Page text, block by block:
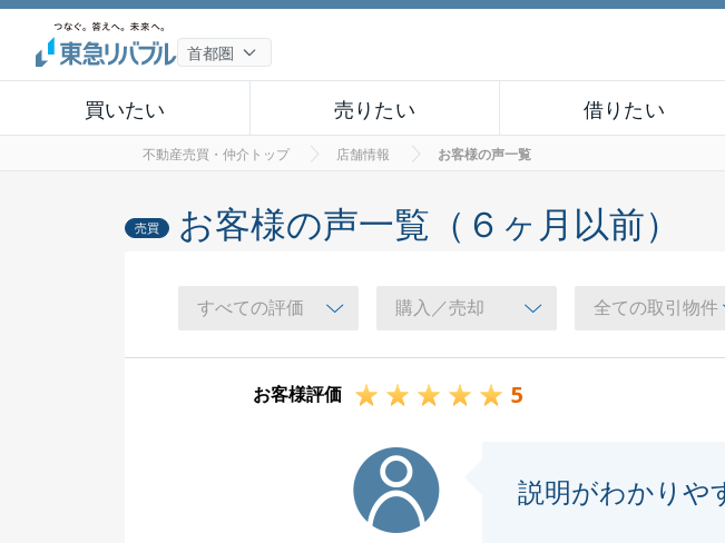
買いたい 売りたい 借りたい
不動産売買・仲介トップ 店舗情報 お客様の声一覧
売買 お客様の声一覧（６ヶ月以前）
お客様評価 5
説明がわかりや